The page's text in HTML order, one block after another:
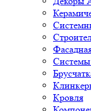
Системы
Кровля